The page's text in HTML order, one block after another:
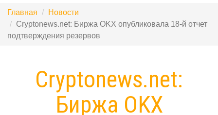
Главная
Новости
Cryptonews.net: Биржа OKX опубликовала 18-й отчет
подтверждения резервов
Cryptonews.net:
Биржа OKX